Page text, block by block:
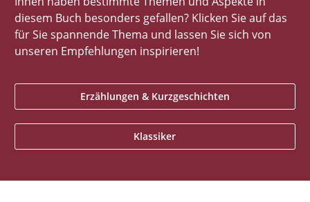
diesem Buch besonders gefallen? Klicken Sie auf das
für Sie spannende Thema und lassen Sie sich von
unseren Empfehlungen inspirieren!
Erzählungen & Kurzgeschichten
Klassiker